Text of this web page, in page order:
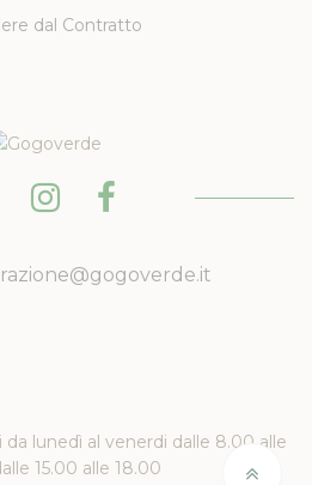
dal Contratto
lunedì al venerdi dalle 8.00 alle
15.00 alle 18.00